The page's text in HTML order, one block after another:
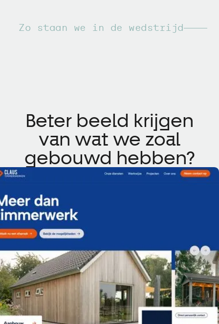
Zo staan we in de wedstrijd
Beter beeld krijgen
van wat we zoal
gebouwd hebben?